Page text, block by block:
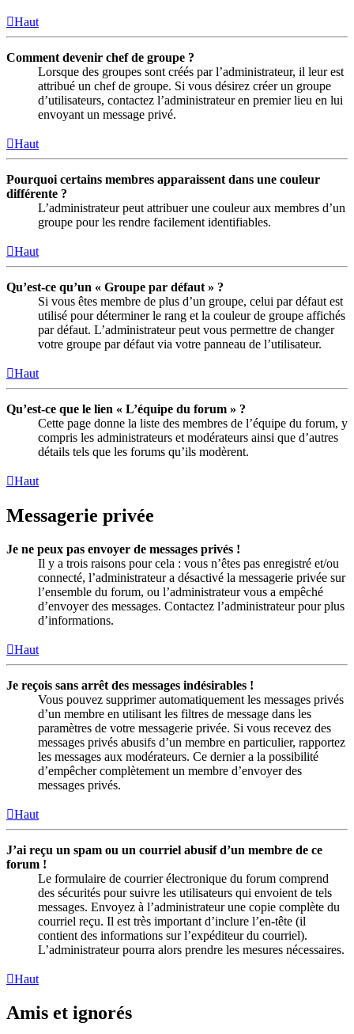
Haut
Comment devenir chef de groupe ?
Lorsque des groupes sont créés par l’administrateur, il leur est
attribué un chef de groupe. Si vous désirez créer un groupe
d’utilisateurs, contactez l’administrateur en premier lieu en lui
envoyant un message privé.
Haut
Pourquoi certains membres apparaissent dans une couleur
différente ?
L’administrateur peut attribuer une couleur aux membres d’un
groupe pour les rendre facilement identifiables.
Haut
Qu’est-ce qu’un « Groupe par défaut » ?
Si vous êtes membre de plus d’un groupe, celui par défaut est
utilisé pour déterminer le rang et la couleur de groupe affichés
par défaut. L’administrateur peut vous permettre de changer
votre groupe par défaut via votre panneau de l’utilisateur.
Haut
Qu’est-ce que le lien « L’équipe du forum » ?
Cette page donne la liste des membres de l’équipe du forum, y
compris les administrateurs et modérateurs ainsi que d’autres
détails tels que les forums qu’ils modèrent.
Haut
Messagerie privée
Je ne peux pas envoyer de messages privés !
Il y a trois raisons pour cela : vous n’êtes pas enregistré et/ou
connecté, l’administrateur a désactivé la messagerie privée sur
l’ensemble du forum, ou l’administrateur vous a empêché
d’envoyer des messages. Contactez l’administrateur pour plus
d’informations.
Haut
Je reçois sans arrêt des messages indésirables !
Vous pouvez supprimer automatiquement les messages privés
d’un membre en utilisant les filtres de message dans les
paramètres de votre messagerie privée. Si vous recevez des
messages privés abusifs d’un membre en particulier, rapportez
les messages aux modérateurs. Ce dernier a la possibilité
d’empêcher complètement un membre d’envoyer des
messages privés.
Haut
J’ai reçu un spam ou un courriel abusif d’un membre de ce
forum !
Le formulaire de courrier électronique du forum comprend
des sécurités pour suivre les utilisateurs qui envoient de tels
messages. Envoyez à l’administrateur une copie complète du
courriel reçu. Il est très important d’inclure l’en-tête (il
contient des informations sur l’expéditeur du courriel).
L’administrateur pourra alors prendre les mesures nécessaires.
Haut
Amis et ignorés